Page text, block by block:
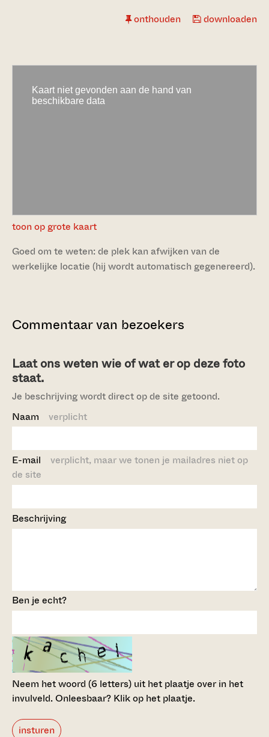
onthouden downloaden
toon op grote kaart
Goed om te weten: de plek kan afwijken van de
werkelijke locatie (hij wordt automatisch gegenereerd).
Commentaar van bezoekers
Laat ons weten wie of wat er op deze foto
staat.
Je beschrijving wordt direct op de site getoond.
Naam verplicht
E-mail verplicht, maar we tonen je mailadres niet op
de site
Beschrijving
Ben je echt?
Neem het woord (6 letters) uit het plaatje over in het
invulveld.Onleesbaar? Klik op het plaatje.
insturen